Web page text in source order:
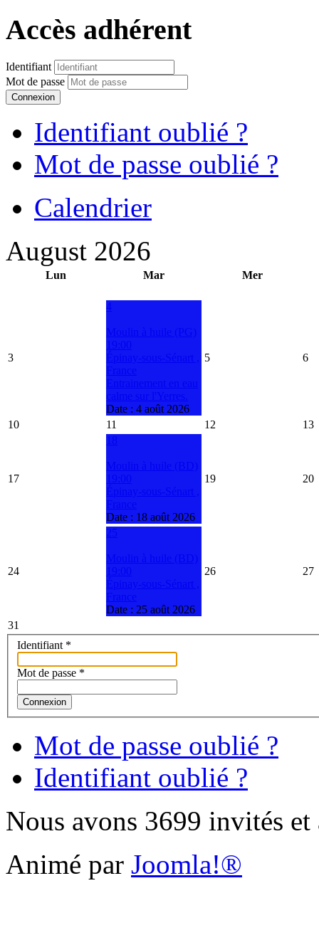
Accès adhérent
Identifiant
Mot de passe
Connexion
Identifiant oublié ?
Mot de passe oublié ?
Calendrier
August 2026
Lun Mar Mer
3
Date : 4 août 2026
5 6
10 11 12 13
17
Date : 18 août 2026
19 20
24
Date : 25 août 2026
26 27
31
Identifiant *
Mot de passe *
Connexion
Mot de passe oublié ?
Identifiant oublié ?
Nous avons 3699 invités
Animé par Joomla!®